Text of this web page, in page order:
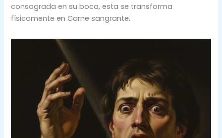
consagrada en su boca, esta se transforma
físicamente en Carne sangrante.